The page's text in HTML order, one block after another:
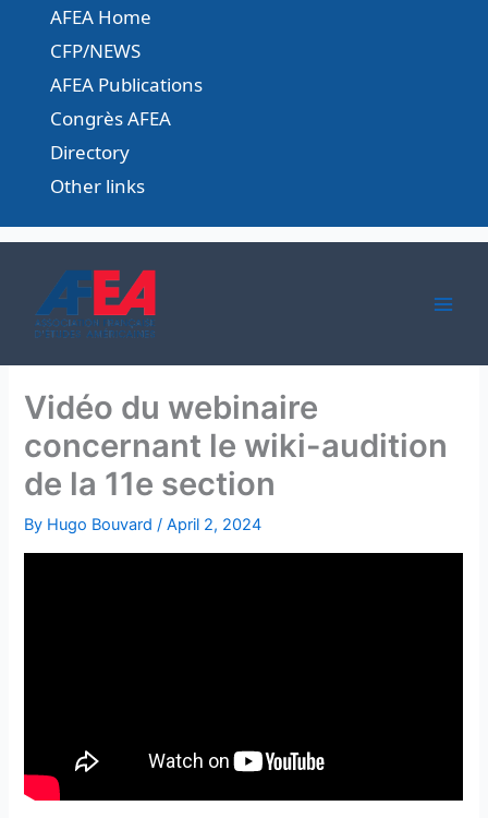
content
AFEA Home
CFP/NEWS
AFEA Publications
Congrès AFEA
Directory
Other links
Vidéo du webinaire
concernant le wiki-audition
de la 11e section
By Hugo Bouvard/April 2, 2024